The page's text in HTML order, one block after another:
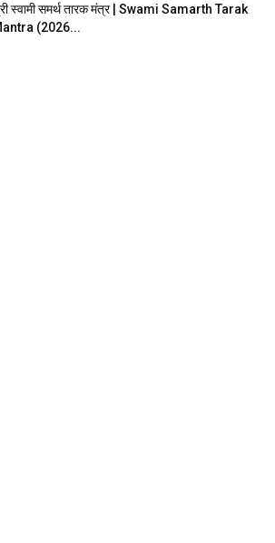
स्वामी समर्थ तारक मंत्र | Swami Samarth Tarak
(2026...